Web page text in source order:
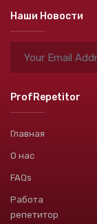
Наши Новости
ProfRepetitor
Главная
О нас
FAQs
Работа
репетитор